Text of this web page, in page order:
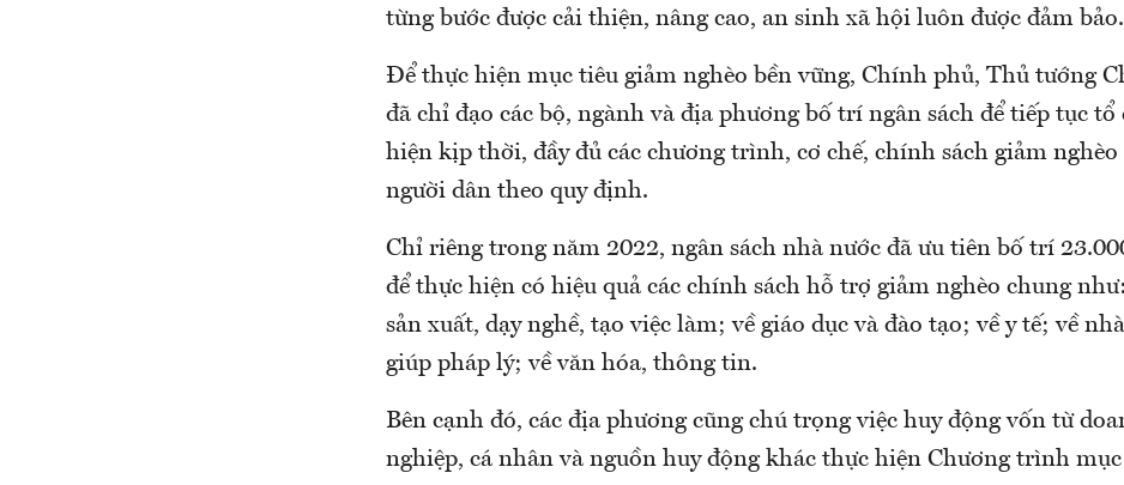
từng bước được cải thiện, nâng cao, an sinh xã hội luôn được đảm bảo.
Để thực hiện mục tiêu giảm nghèo bền vững, Chính phủ, Thủ tướng
đã chỉ đạo các bộ, ngành và địa phương bố trí ngân sách để tiếp tục tổ
hiện kịp thời, đầy đủ các chương trình, cơ chế, chính sách giảm nghèo
người dân theo quy định.
Chỉ riêng trong năm 2022, ngân sách nhà nước đã ưu tiên bố trí
để thực hiện có hiệu quả các chính sách hỗ trợ giảm nghèo chung
sản xuất, dạy nghề, tạo việc làm; về giáo dục và đào tạo; về y tế; về
giúp pháp lý; về văn hóa, thông tin.
Bên cạnh đó, các địa phương cũng chú trọng việc huy động vốn từ
nghiệp, cá nhân và nguồn huy động khác thực hiện Chương trình